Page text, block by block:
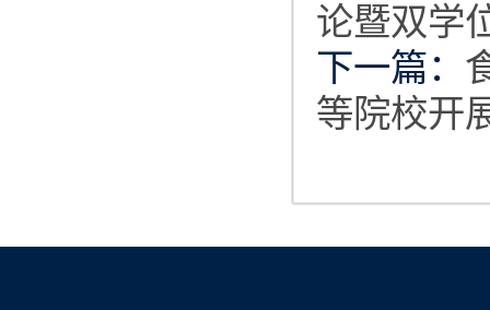
论暨双学
下一篇：
等院校开